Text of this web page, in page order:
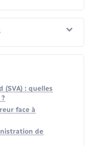
(SVA) : quelles
face à
de